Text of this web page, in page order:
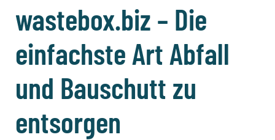
wastebox.biz – Die
einfachste Art Abfall
und Bauschutt zu
entsorgen